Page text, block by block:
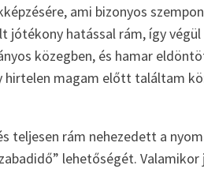
ami bizonyos
hatással rám, így
közegben, és hamar
hirtelen magam előtt találtam
rám nehezedett a
lehetőségét.